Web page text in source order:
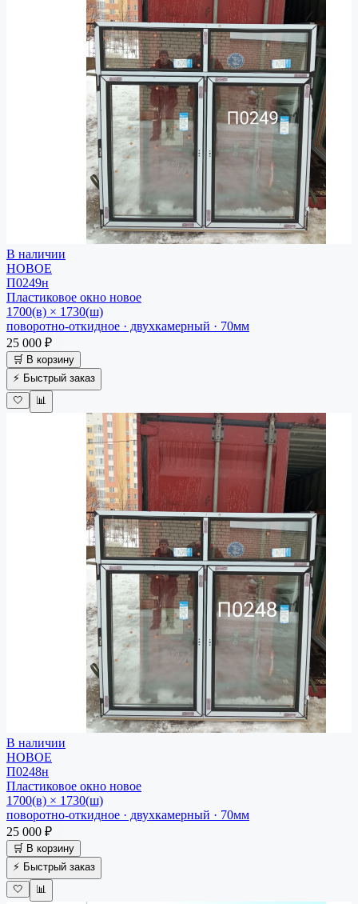
В наличии
НОВОЕ
П0249н
Пластиковое окно новое
1700(в) × 1730(ш)
поворотно-откидное · двухкамерный · 70мм
25 000 ₽
🛒 В корзину
⚡ Быстрый заказ
🤍
📊
В наличии
НОВОЕ
П0248н
Пластиковое окно новое
1700(в) × 1730(ш)
поворотно-откидное · двухкамерный · 70мм
25 000 ₽
🛒 В корзину
⚡ Быстрый заказ
🤍
📊